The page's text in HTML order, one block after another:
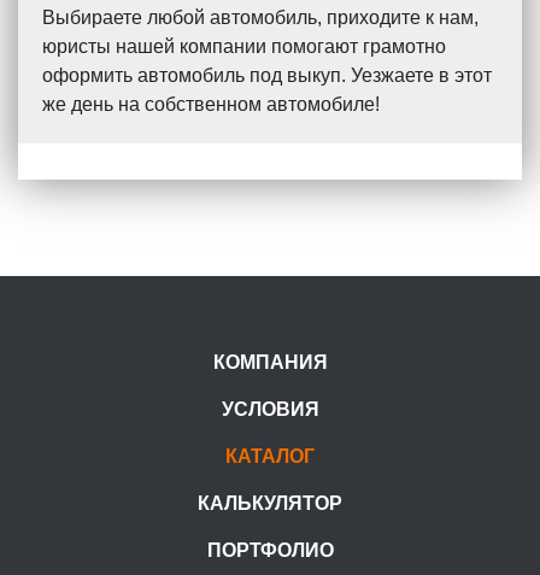
Выбираете любой автомобиль, приходите к нам,
юристы нашей компании помогают грамотно
оформить автомобиль под выкуп. Уезжаете в этот
же день на собственном автомобиле!
КОМПАНИЯ
УСЛОВИЯ
КАТАЛОГ
КАЛЬКУЛЯТОР
ПОРТФОЛИО